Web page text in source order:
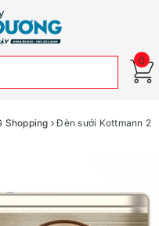
0
Shopping
Đèn sưởi Kottmann 2